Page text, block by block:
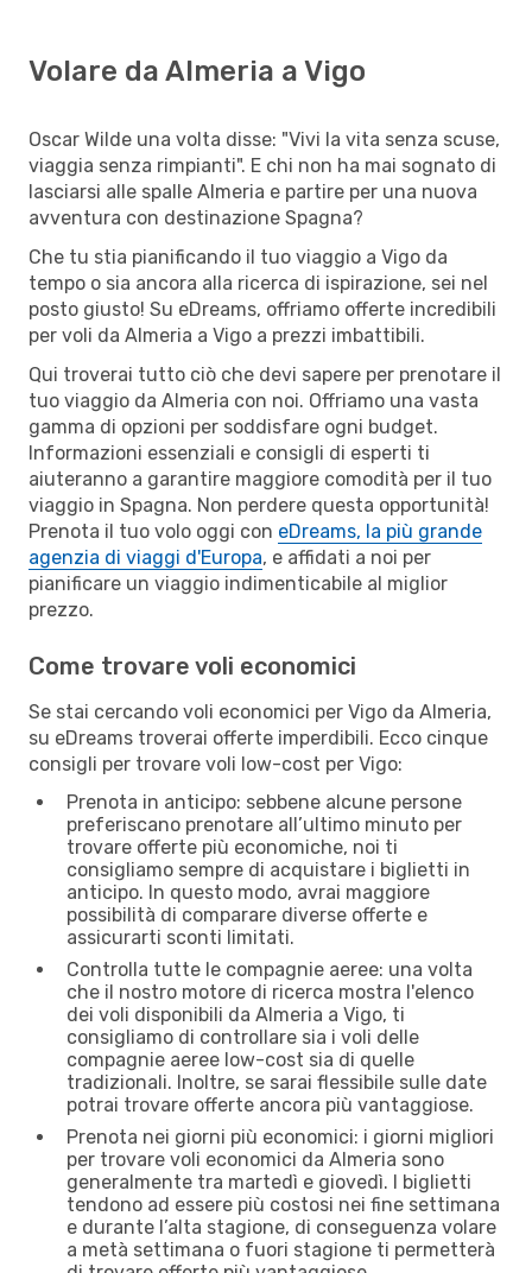
Volare da Almeria a Vigo
Oscar Wilde una volta disse: "Vivi la vita senza scuse,
viaggia senza rimpianti". E chi non ha mai sognato di
lasciarsi alle spalle Almeria e partire per una nuova
avventura con destinazione Spagna?
Che tu stia pianificando il tuo viaggio a Vigo da
tempo o sia ancora alla ricerca di ispirazione, sei nel
posto giusto! Su eDreams, offriamo offerte incredibili
per voli da Almeria a Vigo a prezzi imbattibili.
Qui troverai tutto ciò che devi sapere per prenotare il
tuo viaggio da Almeria con noi. Offriamo una vasta
gamma di opzioni per soddisfare ogni budget.
Informazioni essenziali e consigli di esperti ti
aiuteranno a garantire maggiore comodità per il tuo
viaggio in Spagna. Non perdere questa opportunità!
Prenota il tuo volo oggi con eDreams, la più grande
agenzia di viaggi d'Europa, e affidati a noi per
pianificare un viaggio indimenticabile al miglior
prezzo.
Come trovare voli economici
Se stai cercando voli economici per Vigo da Almeria,
su eDreams troverai offerte imperdibili. Ecco cinque
consigli per trovare voli low-cost per Vigo:
Prenota in anticipo: sebbene alcune persone
preferiscano prenotare all’ultimo minuto per
trovare offerte più economiche, noi ti
consigliamo sempre di acquistare i biglietti in
anticipo. In questo modo, avrai maggiore
possibilità di comparare diverse offerte e
assicurarti sconti limitati.
Controlla tutte le compagnie aeree: una volta
che il nostro motore di ricerca mostra l'elenco
dei voli disponibili da Almeria a Vigo, ti
consigliamo di controllare sia i voli delle
compagnie aeree low-cost sia di quelle
tradizionali. Inoltre, se sarai flessibile sulle date
potrai trovare offerte ancora più vantaggiose.
Prenota nei giorni più economici: i giorni migliori
per trovare voli economici da Almeria sono
generalmente tra martedì e giovedì. I biglietti
tendono ad essere più costosi nei fine settimana
e durante l’alta stagione, di conseguenza volare
a metà settimana o fuori stagione ti permetterà